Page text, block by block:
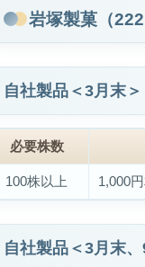
岩塚製菓（
自社製品＜3月末＞
必要株数
100株以上 1,000
自社製品＜3月末、